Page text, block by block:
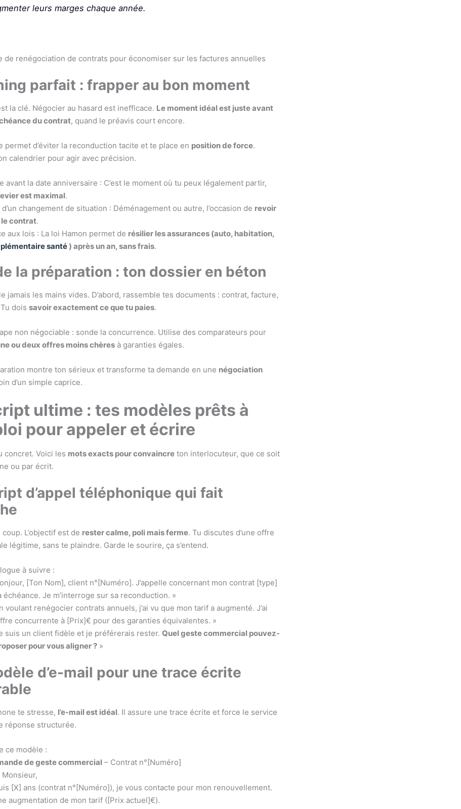
leurs marges chaque année.
parfait : frapper au bon moment
la clé. Négocier au hasard est inefficace. Le moment idéal est juste avant
du contrat, quand le préavis court encore.
permet d’éviter la reconduction tacite et te place en position de force.
calendrier pour agir avec précision.
avant la date anniversaire : C’est le moment où tu peux légalement partir,
est maximal.
d’un changement de situation : Déménagement ou autre, l’occasion de revoir
contrat.
aux lois : La loi Hamon permet de résilier les assurances (auto, habitation,
santé) après un an, sans frais.
la préparation : ton dossier en béton
jamais les mains vides. D’abord, rassemble tes documents : contrat, facture,
dois savoir exactement ce que tu paies.
non négociable : sonde la concurrence. Utilise des comparateurs pour
ou deux offres moins chères à garanties égales.
montre ton sérieux et transforme ta demande en une négociation
d’un simple caprice.
ultime : tes modèles prêts à
pour appeler et écrire
concret. Voici les mots exacts pour convaincre ton interlocuteur, que ce soit
ou par écrit.
d’appel téléphonique qui fait
L’objectif est de rester calme, poli mais ferme. Tu discutes d’une offre
légitime, sans te plaindre. Garde le sourire, ça s’entend.
à suivre :
[Ton Nom], client n°[Numéro]. J’appelle concernant mon contrat [type]
échéance. Je m’interroge sur sa reconduction. »
voulant renégocier contrats annuels, j’ai vu que mon tarif a augmenté. J’ai
concurrente à [Prix]€ pour des garanties équivalentes. »
suis un client fidèle et je préférerais rester. Quel geste commercial pouvez-
pour vous aligner ? »
d’e-mail pour une trace écrite
te stresse, l’e-mail est idéal. Il assure une trace écrite et force le service
réponse structurée.
ce modèle :
de geste commercial – Contrat n°[Numéro]
Monsieur,
[X] ans (contrat n°[Numéro]), je vous contacte pour mon renouvellement.
augmentation de mon tarif ([Prix actuel]€).